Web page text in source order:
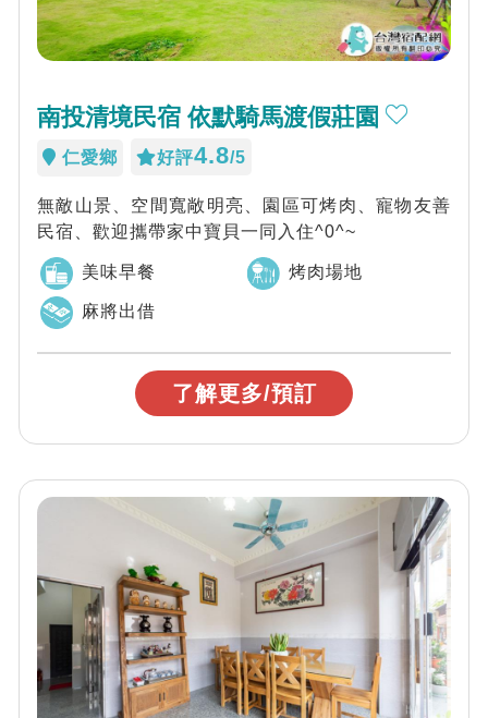
南投清境民宿 依默騎馬渡假莊園
仁愛鄉 好評4.8/5
無敵山景、空間寬敞明亮、園區可烤肉、寵物友善
民宿、歡迎攜帶家中寶貝一同入住^0^~
美味早餐 烤肉場地
麻將出借
了解更多/預訂